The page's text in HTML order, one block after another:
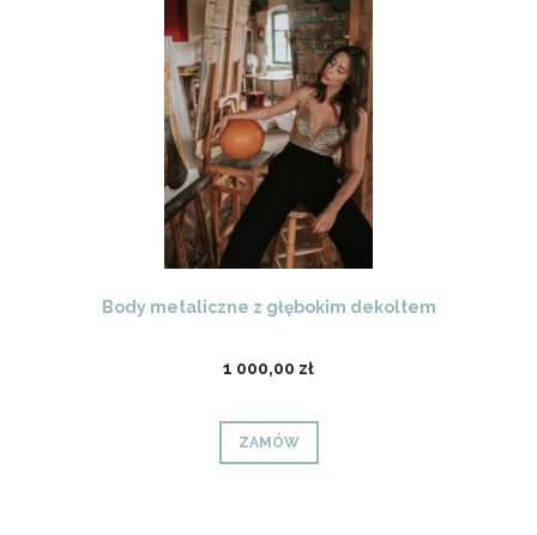
Body metaliczne z głębokim dekoltem
1 000,00 zł
ZAMÓW